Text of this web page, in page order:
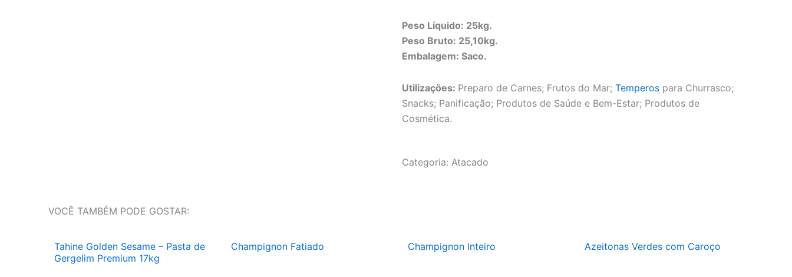
Peso Líquido: 25kg.
Peso Bruto: 25,10kg.
Embalagem: Saco.
Utilizações: Preparo de Carnes; Frutos do Mar; Temperos para Churrasco;
Snacks; Panificação; Produtos de Saúde e Bem-Estar; Produtos de
Cosmética.
Categoria: Atacado
VOCÊ TAMBÉM PODE GOSTAR:
Tahine Golden Sesame – Pasta de
Gergelim Premium 17kg
Champignon Fatiado Champignon Inteiro Azeitonas Verdes com Caroço